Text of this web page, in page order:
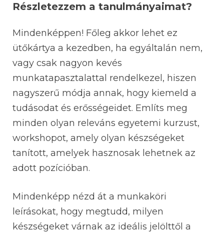
Részletezzem a tanulmányaimat?
Mindenképpen! Főleg akkor lehet ez
ütőkártya a kezedben, ha egyáltalán nem,
vagy csak nagyon kevés
munkatapasztalattal rendelkezel, hiszen
nagyszerű módja annak, hogy kiemeld a
tudásodat és erősségeidet. Említs meg
minden olyan releváns egyetemi kurzust,
workshopot, amely olyan készségeket
tanított, amelyek hasznosak lehetnek az
adott pozícióban.
Mindenképp nézd át a munkaköri
leírásokat, hogy megtudd, milyen
készségeket várnak az ideális jelölttől a